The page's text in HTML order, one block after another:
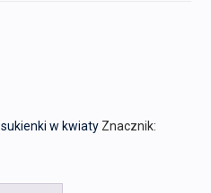
sukienki w kwiaty Znacznik: